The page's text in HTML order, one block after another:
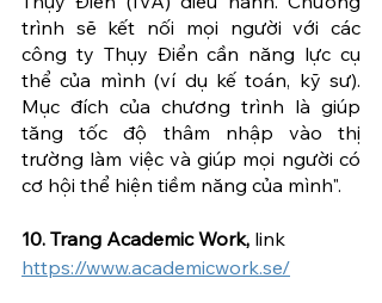
trình sẽ kết nối mọi người với các
công ty Thụy Điển cần năng lực cụ
thể của mình (ví dụ kế toán, kỹ sư).
Mục đích của chương trình là giúp
tăng tốc độ thâm nhập vào thị
trường làm việc và giúp mọi người có
cơ hội thể hiện tiềm năng của mình".
10. Trang Academic Work, link
https://www.academicwork.se/